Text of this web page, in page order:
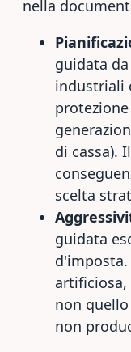
nella
guidata
industriali
di cassa).
scelta
guidata
artificiosa,
non
non